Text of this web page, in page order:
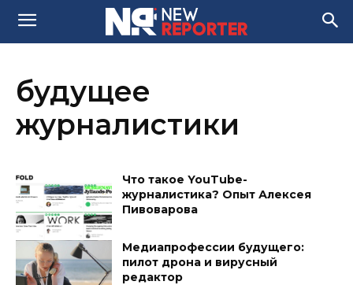
будущее
журналистики
Что такое YouTube-
журналистика? Опыт Алексея
Пивоварова
Медиапрофессии будущего:
пилот дрона и вирусный
редактор